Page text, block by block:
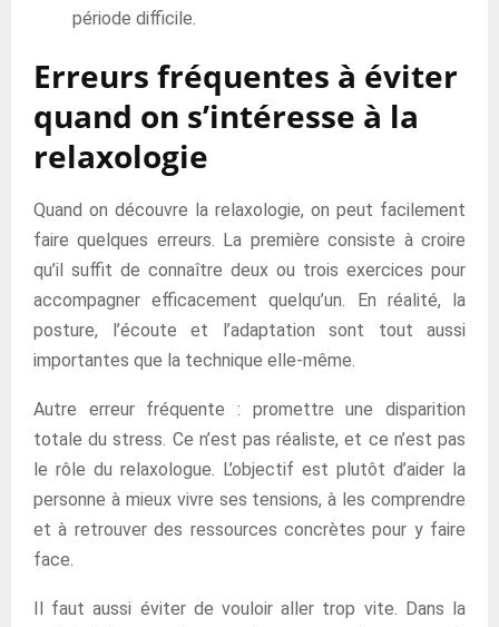
période difficile.
Erreurs fréquentes à éviter
quand on s’intéresse à la
relaxologie
Quand on découvre la relaxologie, on peut facilement
faire quelques erreurs. La première consiste à croire
qu’il suffit de connaître deux ou trois exercices pour
accompagner efficacement quelqu’un. En réalité, la
posture, l’écoute et l’adaptation sont tout aussi
importantes que la technique elle-même.
Autre erreur fréquente : promettre une disparition
totale du stress. Ce n’est pas réaliste, et ce n’est pas
le rôle du relaxologue. L’objectif est plutôt d’aider la
personne à mieux vivre ses tensions, à les comprendre
et à retrouver des ressources concrètes pour y faire
face.
Il faut aussi éviter de vouloir aller trop vite. Dans la